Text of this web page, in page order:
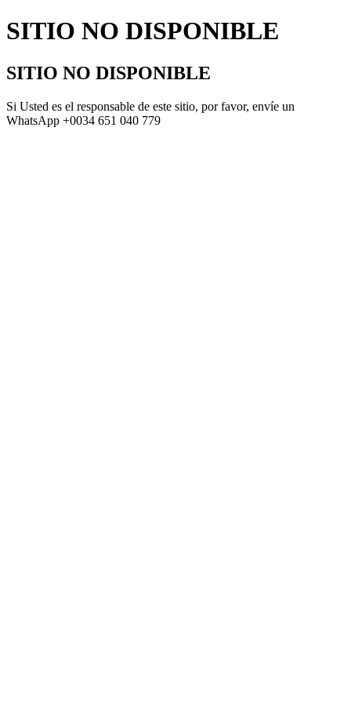
SITIO NO DISPONIBLE
SITIO NO DISPONIBLE
Si Usted es el responsable de este sitio, por favor, envíe un
WhatsApp +0034 651 040 779